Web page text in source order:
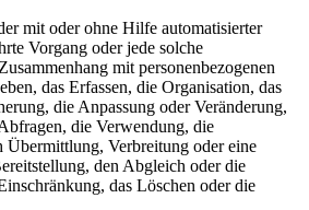
mit oder ohne Hilfe automatisierter
Vorgang oder jede solche
mit personenbezogenen
das Erfassen, die Organisation, das
die Anpassung oder Veränderung,
die Verwendung, die
Übermittlung, Verbreitung oder eine
den Abgleich oder die
das Löschen oder die